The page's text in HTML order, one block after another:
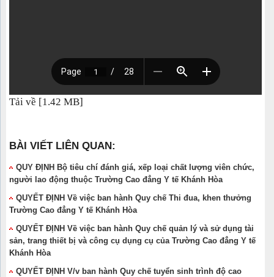
Tải về [1.42 MB]
BÀI VIẾT LIÊN QUAN:
QUY ĐỊNH Bộ tiêu chí đánh giá, xếp loại chất lượng viên chức,
người lao động thuộc Trường Cao đẳng Y tế Khánh Hòa
QUYẾT ĐỊNH Về việc ban hành Quy chế Thi đua, khen thưởng
Trường Cao đẳng Y tế Khánh Hòa
QUYẾT ĐỊNH Về việc ban hành Quy chế quản lý và sử dụng tài
sản, trang thiết bị và công cụ dụng cụ của Trường Cao đẳng Y tế
Khánh Hòa
QUYẾT ĐỊNH V/v ban hành Quy chế tuyển sinh trình độ cao